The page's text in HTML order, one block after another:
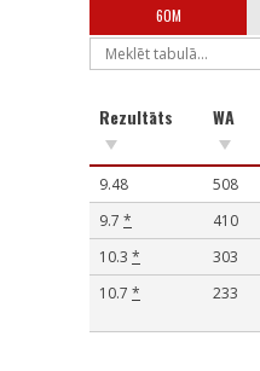
60M
Rezultāts WA
9.48 508
9.7 * 410
10.3 * 303
10.7 * 233